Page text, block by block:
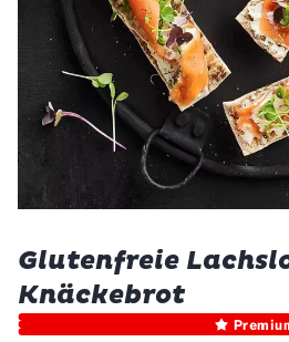
Glutenfreie
Knäckebrot